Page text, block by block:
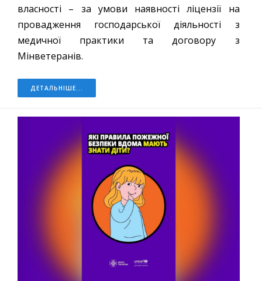
власності – за умови наявності ліцензії на
провадження господарської діяльності з
медичної практики та договору з
Мінветеранів.
ДЕТАЛЬНІШЕ...